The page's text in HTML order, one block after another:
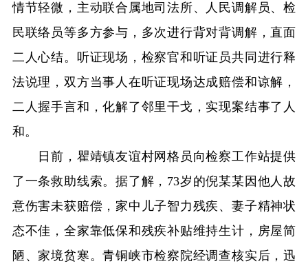
情节轻微，主动联合属地司法所、人民调解员、检
民联络员等多方参与，多次进行背对背调解，直面
二人心结。听证现场，检察官和听证员共同进行释
法说理，双方当事人在听证现场达成赔偿和谅解，
二人握手言和，化解了邻里干戈，实现案结事了人
和。
日前，瞿靖镇友谊村网格员向检察工作站提供
了一条救助线索。据了解，73岁的倪某某因他人故
意伤害未获赔偿，家中儿子智力残疾、妻子精神状
态不佳，全家靠低保和残疾补贴维持生计，房屋简
陋、家境贫寒。青铜峡市检察院经调查核实后，迅